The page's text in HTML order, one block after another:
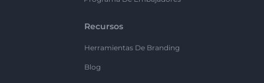
Recursos
Herramientas De Branding
Blog